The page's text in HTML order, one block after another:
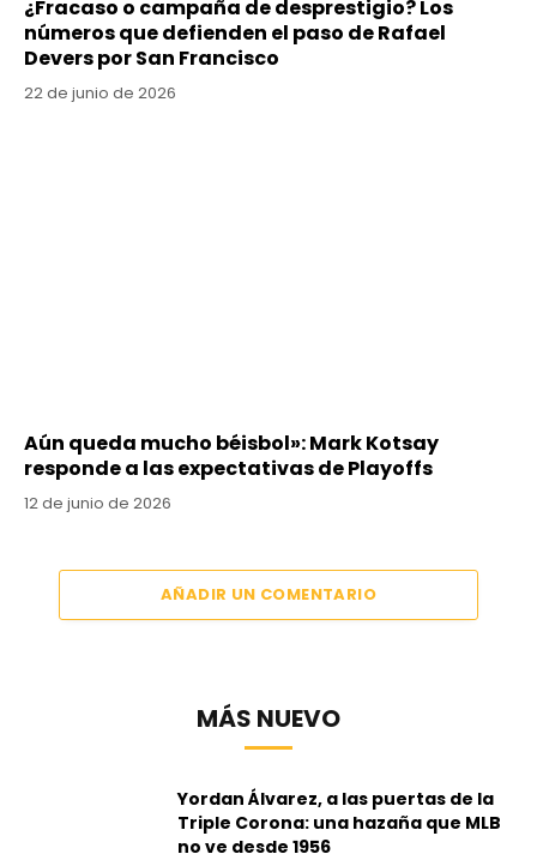
¿Fracaso o campaña de desprestigio? Los
números que defienden el paso de Rafael
Devers por San Francisco
22 de junio de 2026
Aún queda mucho béisbol»: Mark Kotsay
responde a las expectativas de Playoffs
12 de junio de 2026
AÑADIR UN COMENTARIO
MÁS NUEVO
Yordan Álvarez, a las puertas de la
Triple Corona: una hazaña que MLB
no ve desde 1956